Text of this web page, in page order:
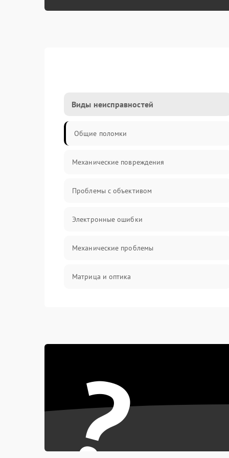
Виды неисправностей
Общие поломки
Механические повреждения
Проблемы с объективом
Электронные ошибки
Механические проблемы
Матрица и оптика
Программные сбои
Коммуникации и интерфейсы
?